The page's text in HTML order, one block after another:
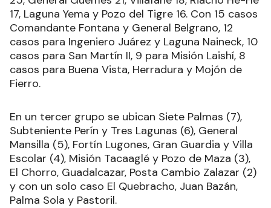
17, Laguna Yema y Pozo del Tigre 16. Con 15 casos
Comandante Fontana y General Belgrano, 12
casos para Ingeniero Juárez y Laguna Naineck, 10
casos para San Martín II, 9 para Misión Laishí, 8
casos para Buena Vista, Herradura y Mojón de
Fierro.
En un tercer grupo se ubican Siete Palmas (7),
Subteniente Perín y Tres Lagunas (6), General
Mansilla (5), Fortín Lugones, Gran Guardia y Villa
Escolar (4), Misión Tacaaglé y Pozo de Maza (3),
El Chorro, Guadalcazar, Posta Cambio Zalazar (2)
y con un solo caso El Quebracho, Juan Bazán,
Palma Sola y Pastoril.